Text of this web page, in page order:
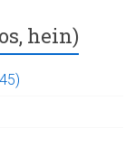
hein)